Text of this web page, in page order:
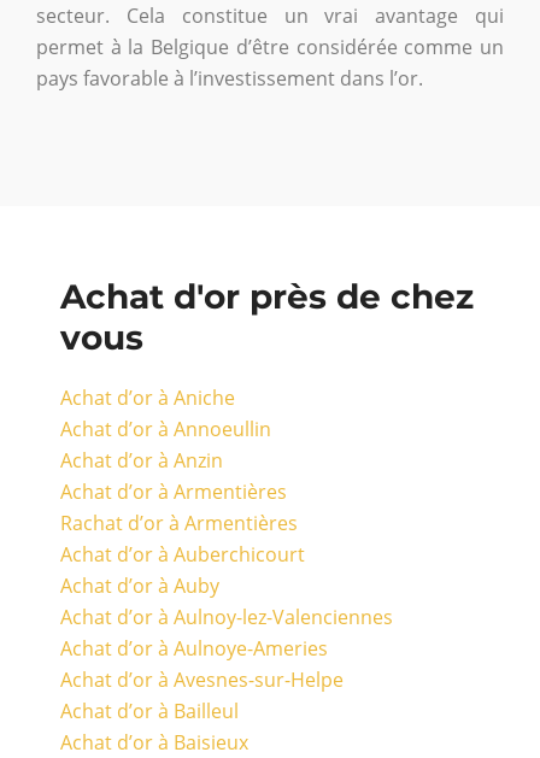
secteur. Cela constitue un vrai avantage qui
permet à la Belgique d’être considérée comme un
pays favorable à l’investissement dans l’or.
Achat d'or près de chez
vous
Achat d’or à Aniche
Achat d’or à Annoeullin
Achat d’or à Anzin
Achat d’or à Armentières
Rachat d’or à Armentières
Achat d’or à Auberchicourt
Achat d’or à Auby
Achat d’or à Aulnoy-lez-Valenciennes
Achat d’or à Aulnoye-Ameries
Achat d’or à Avesnes-sur-Helpe
Achat d’or à Bailleul
Achat d’or à Baisieux